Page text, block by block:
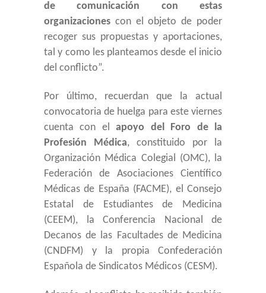
de comunicación con estas
organizaciones con el objeto de poder
recoger sus propuestas y aportaciones,
tal y como les planteamos desde el inicio
del conflicto”.
Por último, recuerdan que la actual
convocatoria de huelga para este viernes
cuenta con elapoyo del Foro de la
Profesión Médica, constituido por la
Organización Médica Colegial (OMC), la
Federación de Asociaciones Científico
Médicas de España (FACME), el Consejo
Estatal de Estudiantes de Medicina
(CEEM), la Conferencia Nacional de
Decanos de las Facultades de Medicina
(CNDFM) y la propia Confederación
Española de Sindicatos Médicos (CESM).